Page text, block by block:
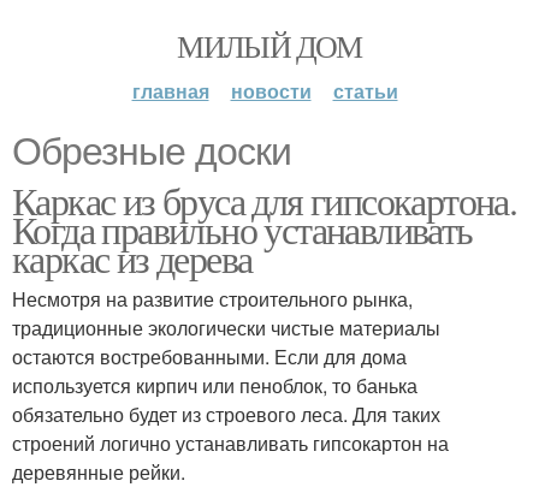
МИЛЫЙ ДОМ
главная новости статьи
Обрезные доски
Каркас из бруса для гипсокартона.
Когда правильно устанавливать
каркас из дерева
Несмотря на развитие строительного рынка,
традиционные экологически чистые материалы
остаются востребованными. Если для дома
используется кирпич или пеноблок, то банька
обязательно будет из строевого леса. Для таких
строений логично устанавливать гипсокартон на
деревянные рейки.